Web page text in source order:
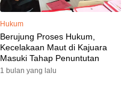
Hukum
Berujung Proses Hukum,
Kecelakaan Maut di Kajuara
Masuki Tahap Penuntutan
1 bulan yang lalu